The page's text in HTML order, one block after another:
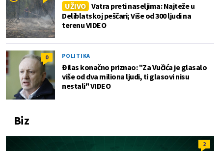
UŽIVO Vatra preti naseljima: Najteže u
Deliblatskoj peščari; Više od 300 ljudi na
terenu VIDEO
0 POLITIKA
Đilas konačno priznao: "Za Vučića je glasalo
više od dva miliona ljudi, ti glasovi nisu
nestali" VIDEO
Biz
2